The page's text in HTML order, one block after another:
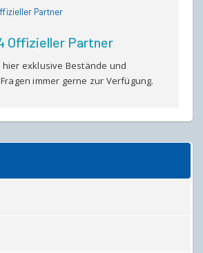
Offizieller Partner
exklusive Bestände und
immer gerne zur Verfügung.